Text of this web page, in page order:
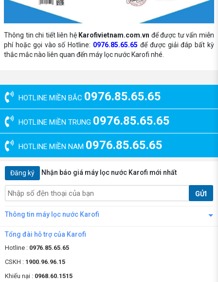
Thông tin chi tiết liên hệ Karofivietnam.com.vn để được tư vấn miễn
phí hoặc gọi vào số Hotline: 0976.85.65.65 để được giải đáp bất kỳ
thắc mắc nào liên quan đến máy lọc nước Karofi nhé.
HOTLINE MIỀN BẮC 0976.85.65.65
HOTLINE MIỀN TRUNG 0976.85.65.65
HOTLINE MIỀN NAM 0976.85.65.65
Đăng ký Nhận báo giá máy lọc nước Karofi mới nhất
GỬI
Thông tin máy lọc nước Karofi
Tổng đài hỗ trợ của Karofi
Hotline : 0976.85.65.65
CSKH : 1900.96.96.15
Khiếu nại : 0968.60.1515